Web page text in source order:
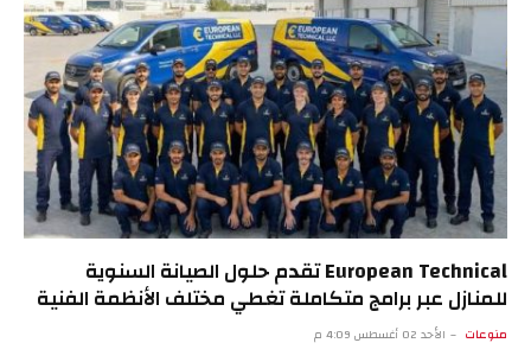
European Technical تقدم حلول الصيانة السنوية
للمنازل عبر برامج متكاملة تغطي مختلف الأنظمة الفنية
منوعات الأحد 02 أغسطس 4:09 م